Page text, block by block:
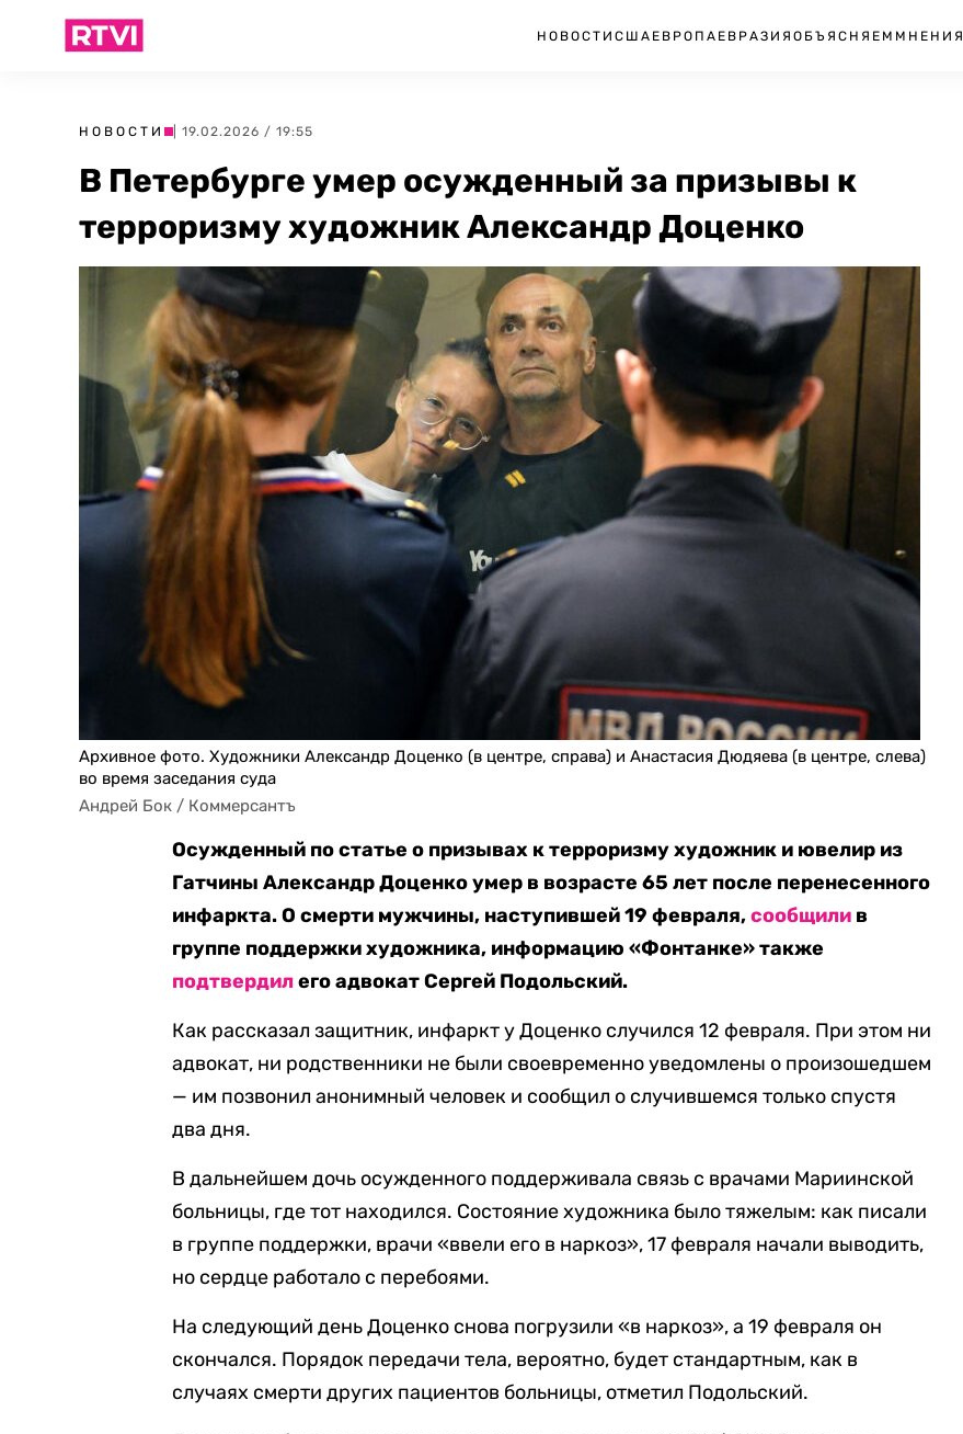
НОВОСТИ США ЕВРОПА ЕВРАЗИЯ ОБЪЯСНЯЕМ МНЕНИЯ
НОВОСТИ | 19.02.2026 / 19:55
В Петербурге умер осужденный за призывы к
терроризму художник Александр Доценко
Архивное фото. Художники Александр Доценко (в центре, справа) и Анастасия Дюдяева (в центре, слева)
во время заседания суда
Андрей Бок / Коммерсантъ
Осужденный по статье о призывах к терроризму художник и ювелир из
Гатчины Александр Доценко умер в возрасте 65 лет после перенесенного
инфаркта. О смерти мужчины, наступившей 19 февраля,сообщили в
группе поддержки художника, информацию «Фонтанке» также
подтвердилего адвокат Сергей Подольский.
Как рассказал защитник, инфаркт у Доценко случился 12 февраля. При этом ни
адвокат, ни родственники не были своевременно уведомлены о произошедшем
— им позвонил анонимный человек и сообщил о случившемся только спустя
два дня.
В дальнейшем дочь осужденного поддерживала связь с врачами Мариинской
больницы, где тот находился. Состояние художника было тяжелым: как писали
в группе поддержки, врачи «ввели его в наркоз», 17 февраля начали выводить,
но сердце работало с перебоями.
На следующий день Доценко снова погрузили «в наркоз», а 19 февраля он
скончался. Порядок передачи тела, вероятно, будет стандартным, как в
случаях смерти других пациентов больницы, отметил Подольский.